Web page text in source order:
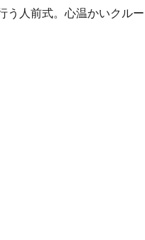
う人前式。心温かいクルー